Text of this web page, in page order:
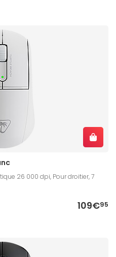
26 000 dpi, Pour droitier, 7
109€95